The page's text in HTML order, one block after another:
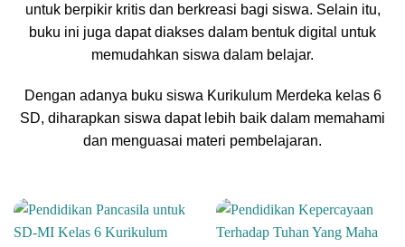
untuk berpikir kritis dan berkreasi bagi siswa. Selain itu,
buku ini juga dapat diakses dalam bentuk digital untuk
memudahkan siswa dalam belajar.
Dengan adanya buku siswa Kurikulum Merdeka kelas 6
SD, diharapkan siswa dapat lebih baik dalam memahami
dan menguasai materi pembelajaran.